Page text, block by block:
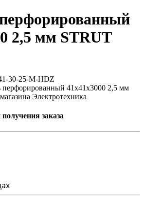
2,5 мм STRUT
30-25-M-HDZ
заказа